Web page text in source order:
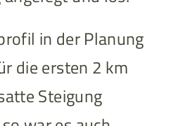
in der Planung
die ersten 2 km
Steigung